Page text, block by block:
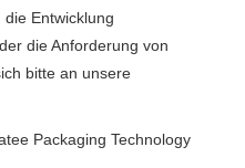
Entwicklung
die Anforderung von
bitte an unsere
Packaging Technology